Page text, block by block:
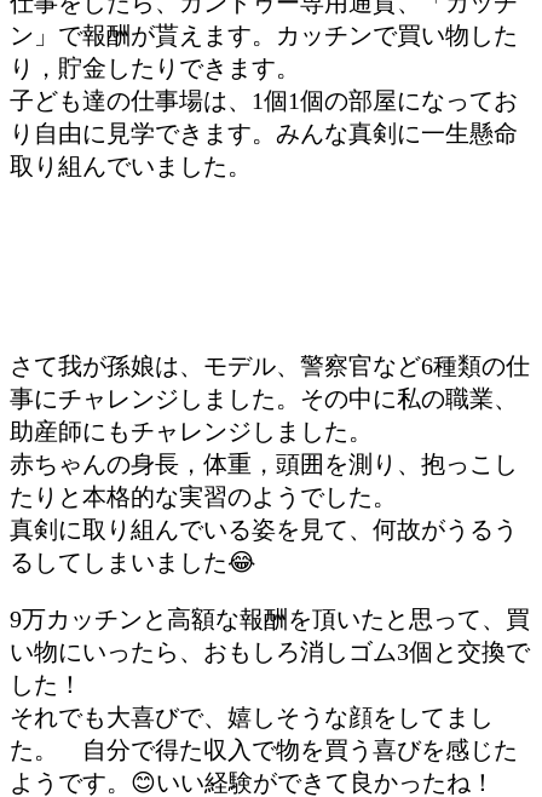
ン」で報酬が貰えます。カッチンで買い物した
り，貯金したりできます。
子ども達の仕事場は、1個1個の部屋になってお
り自由に見学できます。みんな真剣に一生懸命
取り組んでいました。
さて我が孫娘は、モデル、警察官など6種類の仕
事にチャレンジしました。その中に私の職業、
助産師にもチャレンジしました。
赤ちゃんの身長，体重，頭囲を測り、抱っこし
たりと本格的な実習のようでした。
真剣に取り組んでいる姿を見て、何故がうるう
るしてしまいました😂
9万カッチンと高額な報酬を頂いたと思って、買
い物にいったら、おもしろ消しゴム3個と交換で
した！
それでも大喜びで、嬉しそうな顔をしてまし
た。 自分で得た収入で物を買う喜びを感じた
ようです。😊いい経験ができて良かったね！